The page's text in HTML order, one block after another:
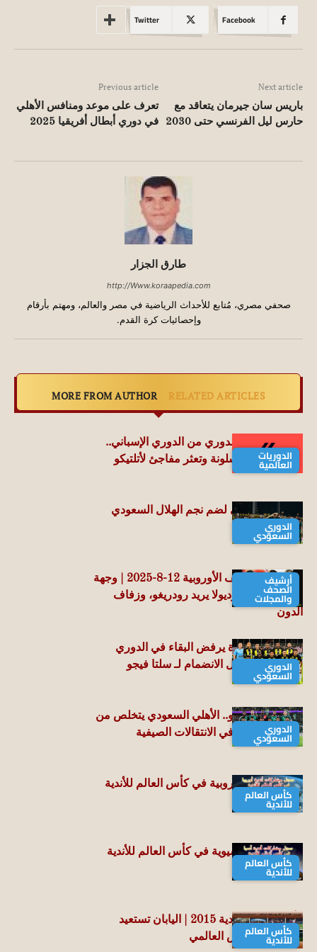
Facebook
Twitter
Previous article
تعرف على موعد ومنافس الأهلي
في دوري أبطال أفريقيا 2025
Next article
باريس سان جيرمان يتعاقد مع
حارس ليل الفرنسي حتى 2030
طارق الجزار
http://Www.koraapedia.com
صحفي مصري، مُتابع للأحداث الرياضية في مصر والعالم، ومهتم بأرقام
وإحصائيات كرة القدم.
RELATED ARTICLES
MORE FROM AUTHOR
الدوريات
العالمية
ملخص الجولة الدوري من الدوري الإسباني..
فوز الريال وبرشلونة وتعثر مفاجئ لأتلتيكو
الدوري
السعودي
أهلي جدة يسعي لضم نجم الهلال السعودي
أرشيف
الصحف
والمجلات
جولة في الصحف الأوروبية 12-8-2025 | وجهة
دوناروما، وجوارديولا يريد رودريغو، وزفاف
الدون
الدوري
السعودي
مهاجم اتحاد جدة يرفض البقاء في الدوري
السعودي ويفضل الانضمام لـ سلتا فيجو
الدوري
السعودي
بـ 13 مليون يورو.. الأهلي السعودي يتخلص من
“لاعبه” المنبوذ في الانتقالات الصيفية
كأس العالم
للأندية
تاريخ الأندية الأوروبية في كأس العالم للأندية
(2000-2025)
كأس العالم
للأندية
تاريخ الأندية الآسيوية في كأس العالم للأندية
(2000-2025)
كأس العالم
للأندية
كأس العالم للأندية 2015 | اليابان تستعيد
استضافة العرس العالمي